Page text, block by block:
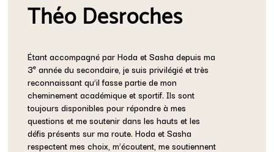
Théo Desroches
Étant accompagné par Hoda et Sasha depuis ma
3e année du secondaire, je suis privilégié et très
reconnaissant qu’il fasse partie de mon
cheminement académique et sportif. Ils sont
toujours disponibles pour répondre à mes
questions et me soutenir dans les hauts et les
défis présents sur ma route. Hoda et Sasha
respectent mes choix, m’écoutent, me soutiennent